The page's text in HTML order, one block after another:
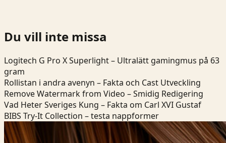
Du vill inte missa
Logitech G Pro X Superlight – Ultralätt gamingmus på 63
gram
Rollistan i andra avenyn – Fakta och Cast Utveckling
Remove Watermark from Video – Smidig Redigering
Vad Heter Sveriges Kung – Fakta om Carl XVI Gustaf
BIBS Try-It Collection – testa nappformer